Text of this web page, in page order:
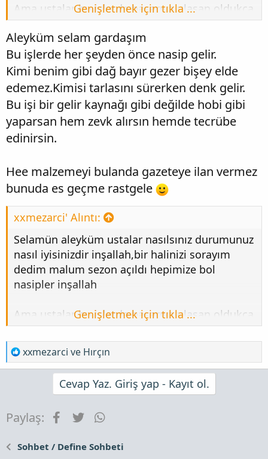
Ama ustalar bu işlerde başarıya ulaşan oldukça
az ve açıkçası günden güne inancımı
yitiriyorum galiba bişey bulamayacağız evet
Allah'tan ümit kesilmez ama sanki kendimizi
bu işlerle boşuna avuttuğumuzu düşünüyorum
görüşleriniz neler
Genişletmek için tıkla ...
Aleyküm selam gardaşım
Bu işlerde her şeyden önce nasip gelir.
Kimi benim gibi dağ bayır gezer bişey elde
edemez.Kimisi tarlasını sürerken denk gelir.
Bu işi bir gelir kaynağı gibi değilde hobi gibi
yaparsan hem zevk alırsın hemde tecrübe
edinirsin.
Hee malzemeyi bulanda gazeteye ilan vermez
bunuda es geçme rastgele
xxmezarci' Alıntı:
Selamün aleyküm ustalar nasılsınız durumunuz
nasıl iyisinizdir inşallah,bir halinizi sorayım
dedim malum sezon açıldı hepimize bol
nasipler inşallah
Ama ustalar bu işlerde başarıya ulaşan oldukça
az ve açıkçası günden güne inancımı
yitiriyorum galiba bişey bulamayacağız evet
Allah'tan ümit kesilmez ama sanki kendimizi
bu işlerle boşuna avuttuğumuzu düşünüyorum
görüşleriniz neler
Genişletmek için tıkla ...
T
e
l
r
xxmezarci ve Hırçın
Cevap Yaz. Giriş yap - Kayıt ol.
Paylaş: Facebook
Twitter
Sohbet / Define Sohbeti